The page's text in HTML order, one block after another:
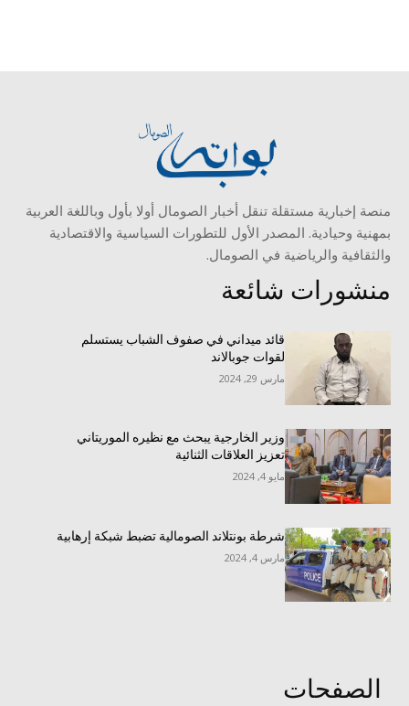
منصة إخبارية مستقلة تنقل أخبار الصومال أولا بأول وباللغة العربية
بمهنية وحيادية. المصدر الأول للتطورات السياسية والاقتصادية
والثقافية والرياضية في الصومال.
منشورات شائعة
قائد ميداني في صفوف الشباب يستسلم
لقوات جوبالاند
مارس 29, 2024
وزير الخارجية يبحث مع نظيره الموريتاني
تعزيز العلاقات الثنائية
مايو 4, 2024
شرطة بونتلاند الصومالية تضبط شبكة إرهابية
مارس 4, 2024
الصفحات